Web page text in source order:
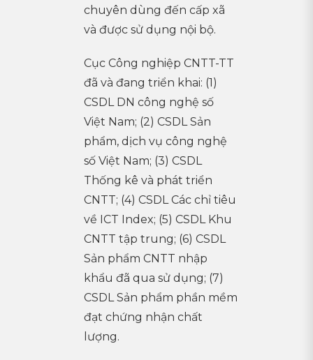
chuyên dùng đến cấp xã
và được sử dụng nội bộ.
Cục Công nghiệp CNTT-TT
đã và đang triển khai: (1)
CSDL DN công nghệ số
Việt Nam; (2) CSDL Sản
phẩm, dịch vụ công nghệ
số Việt Nam; (3) CSDL
Thống kê và phát triển
CNTT; (4) CSDL Các chỉ tiêu
về ICT Index; (5) CSDL Khu
CNTT tập trung; (6) CSDL
Sản phẩm CNTT nhập
khẩu đã qua sử dụng; (7)
CSDL Sản phẩm phần mềm
đạt chứng nhận chất
lượng.